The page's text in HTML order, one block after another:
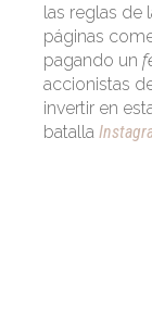
las reglas de
páginas
pagando un
accionistas
invertir en
batalla